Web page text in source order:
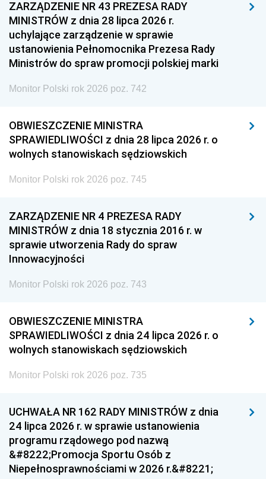
ZARZĄDZENIE NR 43 PREZESA RADY
MINISTRÓW z dnia 28 lipca 2026 r.
uchylające zarządzenie w sprawie
ustanowienia Pełnomocnika Prezesa Rady
Ministrów do spraw promocji polskiej marki
Monitor Polski rok 2026 poz. 742
OBWIESZCZENIE MINISTRA
SPRAWIEDLIWOŚCI z dnia 28 lipca 2026 r. o
wolnych stanowiskach sędziowskich
Monitor Polski rok 2026 poz. 745
ZARZĄDZENIE NR 4 PREZESA RADY
MINISTRÓW z dnia 18 stycznia 2016 r. w
sprawie utworzenia Rady do spraw
Innowacyjności
Monitor Polski rok 2026 poz. 743
OBWIESZCZENIE MINISTRA
SPRAWIEDLIWOŚCI z dnia 24 lipca 2026 r. o
wolnych stanowiskach sędziowskich
Monitor Polski rok 2026 poz. 735
UCHWAŁA NR 162 RADY MINISTRÓW z dnia
24 lipca 2026 r. w sprawie ustanowienia
programu rządowego pod nazwą
&#8222;Promocja Sportu Osób z
Niepełnosprawnościami w 2026 r.&#8221;